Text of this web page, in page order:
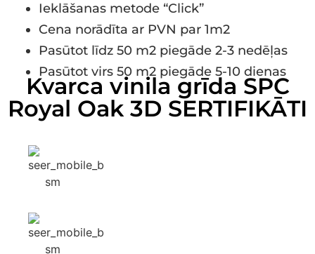
Ieklāšanas metode “Click”
Cena norādīta ar PVN par 1m2
Pasūtot līdz 50 m2 piegāde 2-3 nedēļas
Pasūtot virs 50 m2 piegāde 5-10 dienas
Kvarca vinila grīda SPC
Royal Oak 3D SERTIFIKĀTI